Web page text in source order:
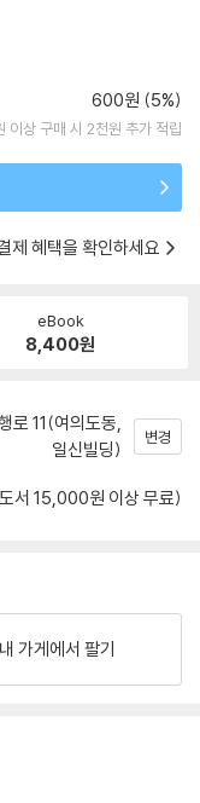
600원 (5%)
이상 구매 시 2천원 추가 적립
제 혜택을 확인하세요
eBook
8,400원
로 11(여의도동,
일신빌딩)
변경
서 15,000원 이상 무료)
내 가게에서 팔기